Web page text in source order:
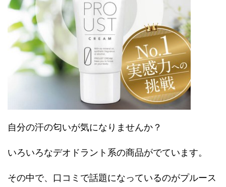
自分の汗の匂いが気になりませんか？
いろいろなデオドラント系の商品がでています。
その中で、口コミで話題になっているのがプルース